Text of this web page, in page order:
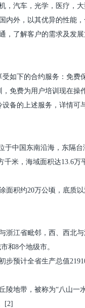
，汽车，光学，医疗，
内外，以其优异的性能
，了解客户的需求及发
受如下的合约服务：免费
免费为用户培训现在操
备的上述服务，详情可
于中国东南沿海，东隔
千米，海域面积达13.6万
面积约20万公顷，底质
浙江省毗邻，西、西北
和8个地级市。
步预计全省生产总值
陵地带，被称为“八山一
[2]